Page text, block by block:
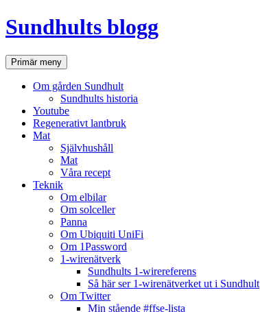
Hoppa
till
Sundhults blogg
SökPrimär meny
Om gården Sundhult
Sundhults historia
Youtube
Regenerativt lantbruk
Mat
Självhushåll
Mat
Våra recept
Teknik
Om elbilar
Om solceller
Panna
Om Ubiquiti UniFi
Om 1Password
1-wirenätverk
Sundhults 1-wirereferens
Så här ser 1-wirenätverket ut i Sundhult
Om Twitter
Min stående #ffse-lista